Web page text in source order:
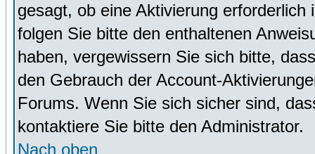
gesagt, ob eine Aktivierung
folgen Sie bitte den enthaltenen
haben, vergewissern Sie sich bitte,
den Gebrauch der Account-
Forums. Wenn Sie sich sicher sind,
kontaktiere Sie bitte den Administrator.
Nach oben